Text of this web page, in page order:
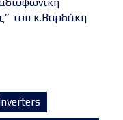
του κ.Βαρδάκη